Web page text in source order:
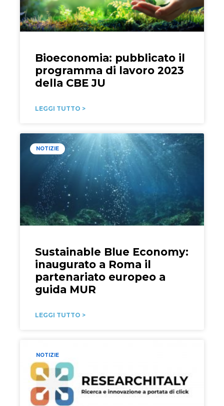
Bioeconomia: pubblicato il
programma di lavoro 2023
della CBE JU
LEGGI TUTTO >
NOTIZIE
Sustainable Blue Economy:
inaugurato a Roma il
partenariato europeo a
guida MUR
LEGGI TUTTO >
NOTIZIE